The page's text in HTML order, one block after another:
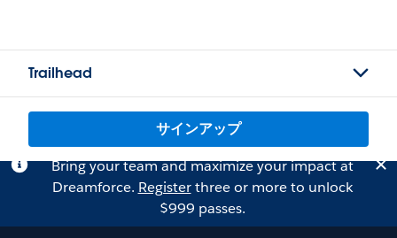
Trailhead
サインアップ
Bring your team and maximize your impact at
Dreamforce. Registerthree or more to unlock
$999 passes.